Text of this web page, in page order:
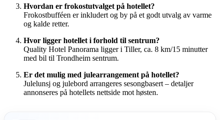
Hvordan er frokostutvalget på hotellet?
Frokostbufféen er inkludert og by på et godt utvalg av varme
og kalde retter.
Hvor ligger hotellet i forhold til sentrum?
Quality Hotel Panorama ligger i Tiller, ca. 8 km/15 minutter
med bil til Trondheim sentrum.
Er det mulig med julearrangement på hotellet?
Julelunsj og julebord arrangeres sesongbasert – detaljer
annonseres på hotellets nettside mot høsten.